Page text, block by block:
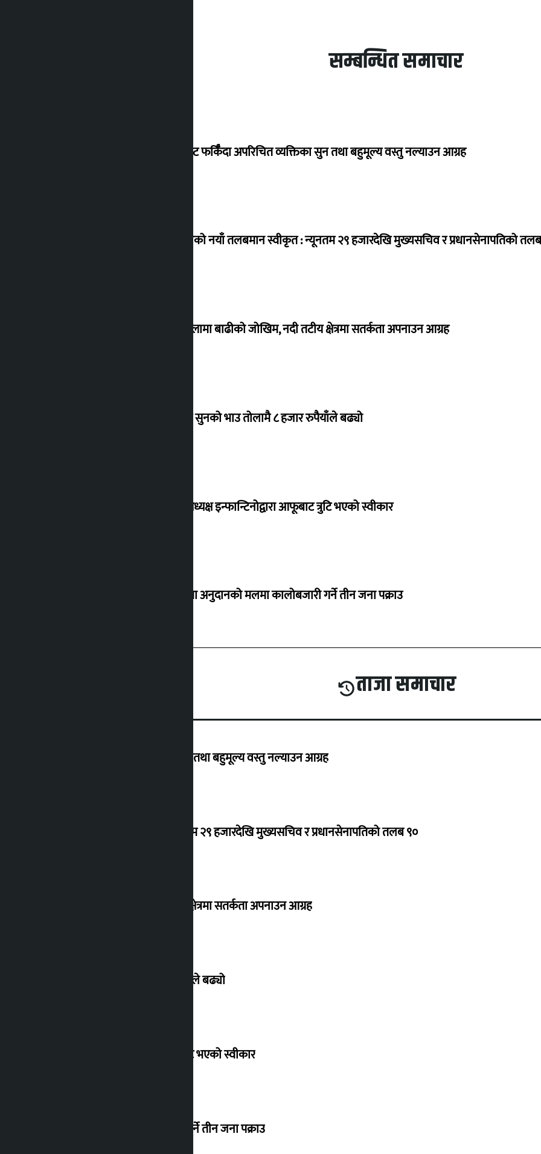
सम्बन्धित समाचार
विदेशबाट फर्किँदा अपरिचित व्यक्तिका सुन तथा बहुमूल्य वस्तु नल्याउन आग्रह
कर्मचारीको नयाँ तलबमान स्वीकृत : न्यूनतम २९ हजारदेखि मुख्यसचिव र प्रधानसेनापतिको
३० जिल्लामा बाढीको जोखिम, नदी तटीय क्षेत्रमा सतर्कता अपनाउन आग्रह
बिहिबार सुनको भाउ तोलामै ८ हजार रुपैयाँले बढ्यो
फिफा अध्यक्ष इन्फान्टिनोद्वारा आफूबाट त्रुटि भएको स्वीकार
सर्लाहीमा अनुदानको मलमा कालोबजारी गर्ने तीन जना पक्राउ
ताजा समाचार
विदेशबाट फर्किँदा अपरिचित व्यक्तिका सुन तथा बहुमूल्य वस्तु नल्याउन आग्रह
कर्मचारीको नयाँ तलबमान स्वीकृत : न्यूनतम २९ हजारदेखि मुख्यसचिव र प्रधानसेनापतिको तलब ९०
३० जिल्लामा बाढीको जोखिम, नदी तटीय क्षेत्रमा सतर्कता अपनाउन आग्रह
बिहिबार सुनको भाउ तोलामै ८ हजार रुपैयाँले बढ्यो
फिफा अध्यक्ष इन्फान्टिनोद्वारा आफूबाट त्रुटि भएको स्वीकार
सर्लाहीमा अनुदानको मलमा कालोबजारी गर्ने तीन जना पक्राउ